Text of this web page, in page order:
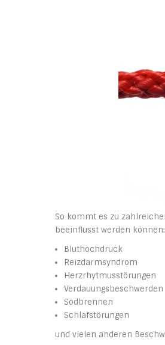
So kommt es zu
beeinflusst werden können:
Bluthochdruck
Reizdarmsyndrom
Herzrhytmusstörungen
Verdauungsbeschwerden
Sodbrennen
Schlafstörungen
und vielen anderen